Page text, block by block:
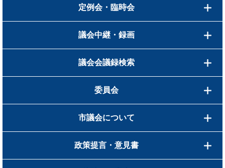
定例会・臨時会
議会中継・録画
議会会議録検索
委員会
市議会について
政策提言・意見書